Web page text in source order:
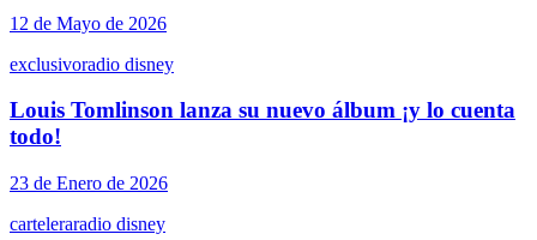
12 de Mayo de 2026
exclusivoradio disney
Louis Tomlinson lanza su nuevo álbum ¡y lo cuenta
todo!
23 de Enero de 2026
carteleraradio disney